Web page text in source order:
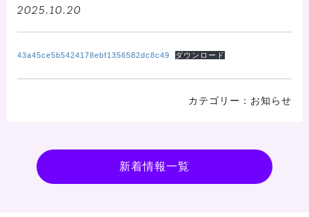
2025.10.20
43a45ce5b5424178ebf1356582dc8c49 ダウンロード
お知らせ
新着情報一覧